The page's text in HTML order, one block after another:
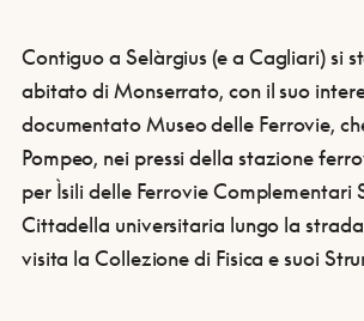
Contiguo a Selàrgius (e a Cagliari) si
abitato di Monserrato, con il suo
documentato Museo delle Ferrovie,
Pompeo, nei pressi della stazione
per Ìsili delle Ferrovie Complementari
Cittadella universitaria lungo la strada
visita la Collezione di Fisica e suoi